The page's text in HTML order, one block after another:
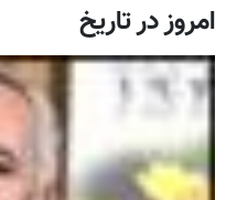
امروز در تاريخ